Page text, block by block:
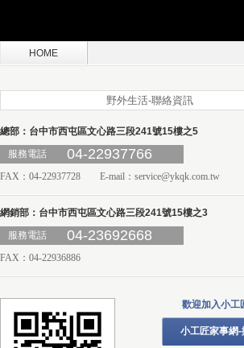
HOME
野外生活-聯絡資訊
總部：台中市西屯區文心路三段241號15樓之5
服務電話
04-22937766
FAX：04-22937728 E-mail： service@ykqk.com.tw
網銷部：台中市西屯區文心路三段241號15樓之3
服務電話
04-23692668
FAX：04-22936886
歡迎加入小工
小工匠家事網